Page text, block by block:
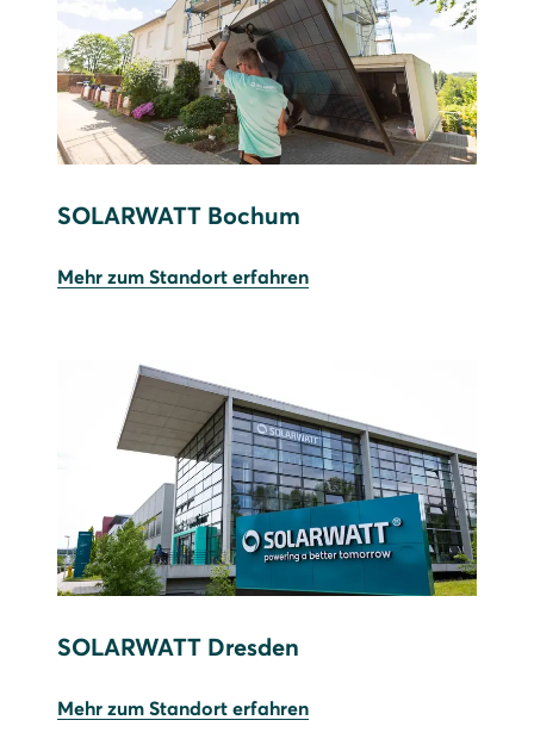
SOLARWATT Bochum
Mehr zum Standort erfahren
SOLARWATT Dresden
Mehr zum Standort erfahren